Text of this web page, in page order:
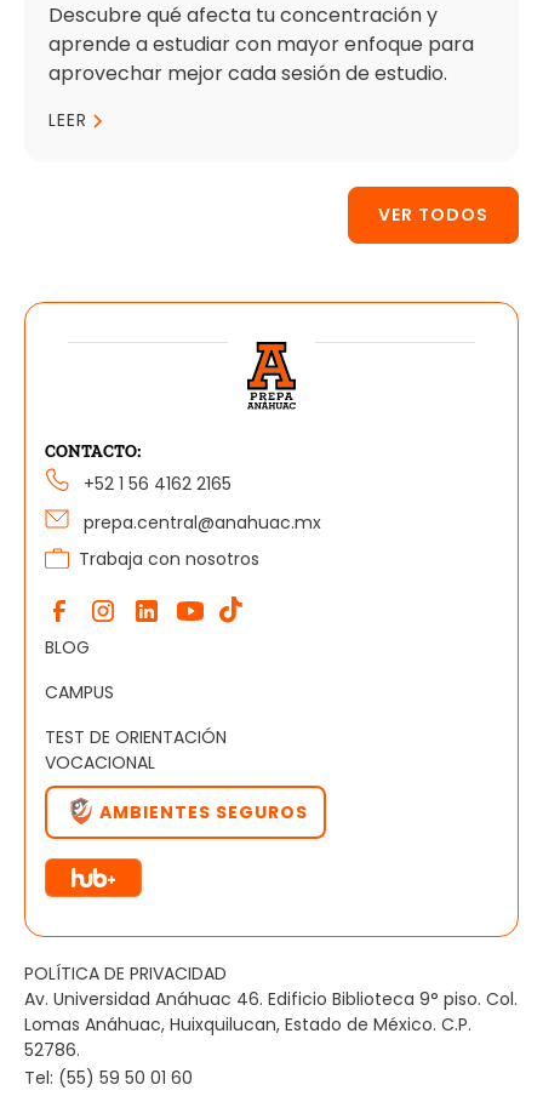
Descubre qué afecta tu concentración y
aprende a estudiar con mayor enfoque para
aprovechar mejor cada sesión de estudio.
LEER
VER TODOS
CONTACTO:
+52 1 56 4162 2165
prepa.central@anahuac.mx
Trabaja con nosotros
BLOG
CAMPUS
TEST DE ORIENTACIÓN
VOCACIONAL
AMBIENTES SEGUROS
Av. Universidad Anáhuac 46. Edificio Biblioteca 9° piso. Col.
Lomas Anáhuac, Huixquilucan, Estado de México. C.P.
52786.
Tel: (55) 59 50 01 60
POLÍTICA DE PRIVACIDAD